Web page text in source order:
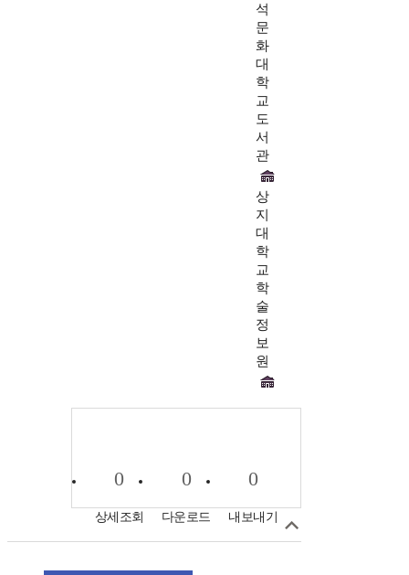
석
문
화
대
학
교
도
서
관
상
지
대
학
교
학
술
정
보
원
0
상세조회
0
다운로드
0
내보내기